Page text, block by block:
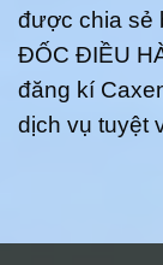
được chia sẻ
ĐỐC ĐIỀU
đăng kí
dịch vụ tuyệt